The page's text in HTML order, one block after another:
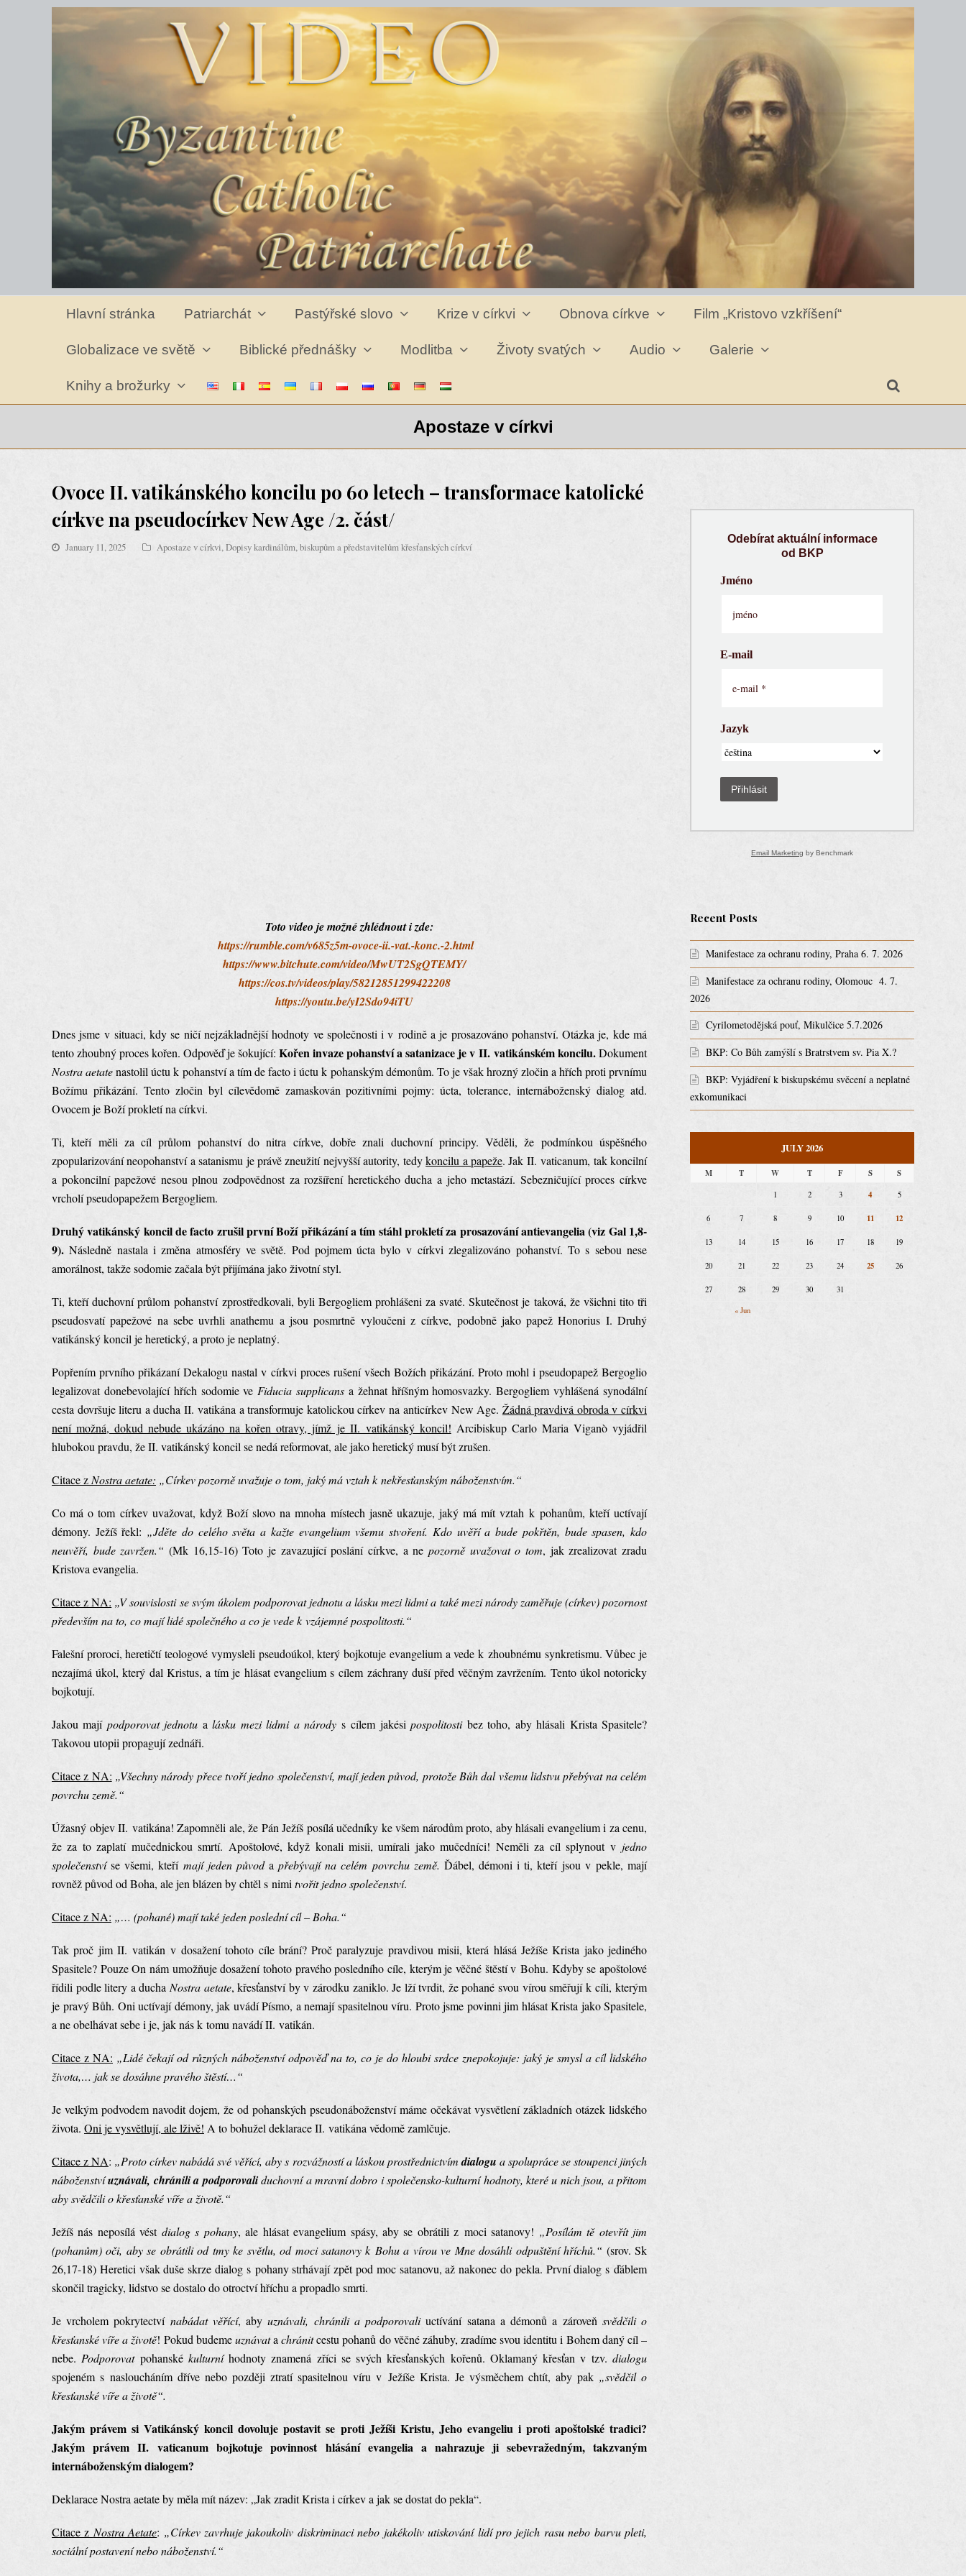
Hlavní stránka Patriarchát Pastýřské slovo Krize v církvi Obnova církve Film „Kristovo vzkříšení“
Globalizace ve světě Biblické přednášky Modlitba Životy svatých Audio Galerie
Knihy a brožurky
Apostaze v církvi
Ovoce II. vatikánského koncilu po 60 letech – transformace katolické
církve na pseudocírkev New Age /2. část/
January 11, 2025 Apostaze v církvi,Dopisy kardinálům, biskupům a představitelům křesťanských církví
Toto video je možné zhlédnout i zde:
https://rumble.com/v685z5m-ovoce-ii.-vat.-konc.-2.html
https://www.bitchute.com/video/MwUT2SgQTEMY/
https://cos.tv/videos/play/58212851299422208
https://youtu.be/yI2Sdo94iTU
Dnes jsme v situaci, kdy se ničí nejzákladnější hodnoty ve společnosti i v rodině a je prosazováno pohanství. Otázka je, kde má
tento zhoubný proces kořen. Odpověď je šokující: Kořen invaze pohanství a satanizace je v II. vatikánském koncilu.Dokument
Nostra aetatenastolil úctu k pohanství a tím de facto i úctu k pohanským démonům. To je však hrozný zločin a hřích proti prvnímu
Božímu přikázání. Tento zločin byl cílevědomě zamaskován pozitivními pojmy: úcta, tolerance, internáboženský dialog atd.
Ovocem je Boží prokletí na církvi.
Ti, kteří měli za cíl průlom pohanství do nitra církve, dobře znali duchovní principy. Věděli, že podmínkou úspěšného
zpopularizování neopohanství a satanismu je právě zneužití nejvyšší autority, tedykoncilu a papeže. Jak II. vaticanum, tak koncilní
a pokoncilní papežové nesou plnou zodpovědnost za rozšíření heretického ducha a jeho metastází. Sebezničující proces církve
vrcholí pseudopapežem Bergogliem.
Druhý vatikánský koncil de facto zrušil první Boží přikázání a tím stáhl prokletí za prosazování antievangelia (viz Gal 1,8-
9). Následně nastala i změna atmosféry ve světě. Pod pojmem úcta bylo v církvi zlegalizováno pohanství. To s sebou nese
amorálnost, takže sodomie začala být přijímána jako životní styl.
Ti, kteří duchovní průlom pohanství zprostředkovali, byli Bergogliem prohlášeni za svaté. Skutečnost je taková, že všichni tito tři
pseudosvatí papežové na sebe uvrhli anathemu a jsou posmrtně vyloučeni z církve, podobně jako papež Honorius I. Druhý
vatikánský koncil je heretický, a proto je neplatný.
Popřením prvního přikázaní Dekalogu nastal v církvi proces rušení všech Božích přikázání. Proto mohl i pseudopapež Bergoglio
legalizovat donebevolající hřích sodomie ve Fiducia supplicans a žehnat hříšným homosvazky. Bergogliem vyhlášená synodální
cesta dovršuje literu a ducha II. vatikána a transformuje katolickou církev na anticírkev New Age. Žádná pravdivá obroda v církvi
není možná, dokud nebude ukázáno na kořen otravy, jímž je II. vatikánský koncil! Arcibiskup Carlo Maria Viganò vyjádřil
hlubokou pravdu, že II. vatikánský koncil se nedá reformovat, ale jako heretický musí být zrušen.
Citace z Nostra aetate: „Církev pozorně uvažuje o tom, jaký má vztah k nekřesťanským náboženstvím.“
Co má o tom církev uvažovat, když Boží slovo na mnoha místech jasně ukazuje, jaký má mít vztah k pohanům, kteří uctívají
démony. Ježíš řekl: „Jděte do celého světa a kažte evangelium všemu stvoření. Kdo uvěří a bude pokřtěn, bude spasen, kdo
neuvěří, bude zavržen.“ (Mk 16,15-16) Toto je zavazující poslání církve, a nepozorně uvažovat o tom, jak zrealizovat zradu
Kristova evangelia.
Citace z NA: „V souvislosti se svým úkolem podporovat jednotu a lásku mezi lidmi a také mezi národy zaměřuje (církev) pozornost
především na to, co mají lidé společného a co je vede k vzájemné pospolitosti.“
Falešní proroci, heretičtí teologové vymysleli pseudoúkol, který bojkotuje evangelium a vede k zhoubnému synkretismu. Vůbec je
nezajímá úkol, který dal Kristus, a tím je hlásat evangelium s cílem záchrany duší před věčným zavržením. Tento úkol notoricky
bojkotují.
Jakou mají podporovat jednotu alásku mezi lidmi a národy s cílem jakési pospolitostibez toho, aby hlásali Krista Spasitele?
Takovou utopii propagují zednáři.
Citace z NA: „Všechny národy přece tvoří jedno společenství, mají jeden původ, protože Bůh dal všemu lidstvu přebývat na celém
povrchu země.“
Úžasný objev II. vatikána! Zapomněli ale, že Pán Ježíš posílá učedníky ke všem národům proto, aby hlásali evangelium i za cenu,
že za to zaplatí mučednickou smrtí. Apoštolové, když konali misii, umírali jako mučedníci! Neměli za cíl splynout v jedno
společenstvíse všemi, kteří mají jeden původapřebývají na celém povrchu země. Ďábel, démoni i ti, kteří jsou v pekle, mají
rovněž původ od Boha, ale jen blázen by chtěl s nimi tvořit jedno společenství.
Citace z NA: „… (pohané) mají také jeden poslední cíl – Boha.“
Tak proč jim II. vatikán v dosažení tohoto cíle brání? Proč paralyzuje pravdivou misii, která hlásá Ježíše Krista jako jediného
Spasitele? Pouze On nám umožňuje dosažení tohoto pravého posledního cíle, kterým je věčné štěstí v Bohu. Kdyby se apoštolové
řídili podle litery a ducha Nostra aetate, křesťanství by v zárodku zaniklo. Je lží tvrdit, že pohané svou vírou směřují k cíli, kterým
je pravý Bůh. Oni uctívají démony, jak uvádí Písmo, a nemají spasitelnou víru. Proto jsme povinni jim hlásat Krista jako Spasitele,
a ne obelhávat sebe i je, jak nás k tomu navádí II. vatikán.
Citace z NA: „Lidé čekají od různých náboženství odpověď na to, co je do hloubi srdce znepokojuje: jaký je smysl a cíl lidského
života,… jak se dosáhne pravého štěstí…“
Je velkým podvodem navodit dojem, že od pohanských pseudonáboženství máme očekávat vysvětlení základních otázek lidského
života. Oni je vysvětlují, ale lživě! A to bohužel deklarace II. vatikána vědomě zamlčuje.
Citace z NA: „Proto církev nabádá své věřící, aby s rozvážností a láskou prostřednictvímdialogu a spolupráce se stoupenci jiných
náboženstvíuznávali, chránili a podporovaliduchovní a mravní dobro i společensko-kulturní hodnoty, které u nich jsou, a přitom
aby svědčili o křesťanské víře a životě.“
Ježíš nás neposílá vést dialog s pohany, ale hlásat evangelium spásy, aby se obrátili z moci satanovy! „Posílám tě otevřít jim
(pohanům) oči, aby se obrátili od tmy ke světlu, od moci satanovy k Bohu a vírou ve Mne dosáhli odpuštění hříchů.“ (srov. Sk
26,17-18) Heretici však duše skrze dialog s pohany strhávají zpět pod moc satanovu, až nakonec do pekla. První dialog s ďáblem
skončil tragicky, lidstvo se dostalo do otroctví hříchu a propadlo smrti.
Je vrcholem pokrytectví nabádat věřící, abyuznávali, chránili a podporovaliuctívání satana a démonů a zároveň svědčili o
křesťanské víře a životě! Pokud budemeuznávatachránitcestu pohanů do věčné záhuby, zradíme svou identitu i Bohem daný cíl –
nebe. Podporovatpohanské kulturníhodnoty znamená zříci se svých křesťanských kořenů. Oklamaný křesťan v tzv.dialogu
spojeném s nasloucháním dříve nebo později ztratí spasitelnou víru v Ježíše Krista. Je výsměchem chtít, aby pak „svědčil o
křesťanské víře a životě“.
Jakým právem si Vatikánský koncil dovoluje postavit se proti Ježíši Kristu, Jeho evangeliu i proti apoštolské tradici?
Jakým právem II. vaticanum bojkotuje povinnost hlásání evangelia a nahrazuje ji sebevražedným, takzvaným
internáboženským dialogem?
Deklarace Nostra aetate by měla mít název: „Jak zradit Krista i církev a jak se dostat do pekla“.
Citace z Nostra Aetate: „Církev zavrhuje jakoukoliv diskriminaci nebo jakékoliv utiskování lidí pro jejich rasu nebo barvu pleti,
sociální postavení nebo náboženství.“
Odebírat aktuální informace
od BKP
Jméno
E-mail
Jazyk
Přihlásit
Email Marketing by Benchmark
Recent Posts
Manifestace za ochranu rodiny, Praha 6. 7. 2026
Manifestace za ochranu rodiny, Olomouc 4. 7.
2026
Cyrilometodějská pouť, Mikulčice 5.7.2026
BKP: Co Bůh zamýšlí s Bratrstvem sv. Pia X.?
BKP: Vyjádření k biskupskému svěcení a neplatné
exkomunikaci
JULY 2026
M T W T F S S
« Jun
1 2 3 4 5
6 7 8 9 10 11 12
13 14 15 16 17 18 19
20 21 22 23 24 25 26
27 28 29 30 31